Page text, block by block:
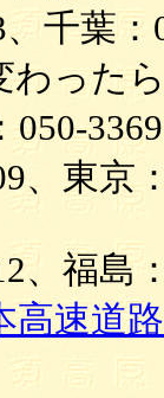
千葉：
った
、東京
、福島
高速道